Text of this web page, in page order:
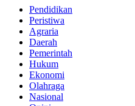
Pendidikan
Peristiwa
Agraria
Daerah
Pemerintah
Hukum
Ekonomi
Olahraga
Nasional